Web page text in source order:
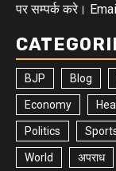
पर सम्पर्क करे।
BJP Blog
Economy
Politics
World अपराध